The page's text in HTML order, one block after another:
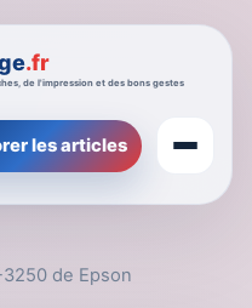
les articles
de Epson